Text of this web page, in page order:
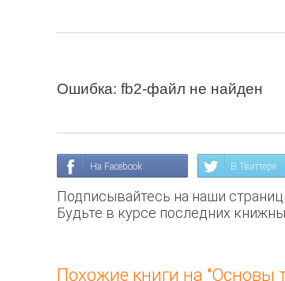
Ошибка: fb2-файл не найден
На Facebook В Твиттере
Подписывайтесь на наши
Будьте в курсе последних
Похожие книги на "Основы